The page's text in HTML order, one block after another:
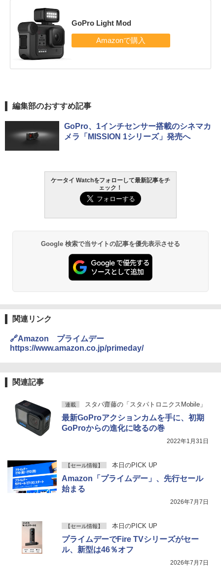
GoPro Light Mod
編集部のおすすめ記事
GoPro、1インチセンサー搭載のシネマカ
メラ「MISSION 1シリーズ」発売へ
ケータイ Watchをフォローして最新記事をチ
ェック！
Google 検索で当サイトの記事を優先表示させる
関連リンク
🔗Amazon プライムデー
https://www.amazon.co.jp/primeday/
関連記事
連載 スタパ齋藤の「スタパトロニクスMobile」
最新GoProアクションカムを手に、初期
GoProからの進化に唸るの巻
2022年1月31日
【セール情報】 本日のPICK UP
Amazon「プライムデー」、先行セール
始まる
2026年7月7日
【セール情報】 本日のPICK UP
プライムデーでFire TVシリーズがセー
ル、新型は46％オフ
2026年7月7日